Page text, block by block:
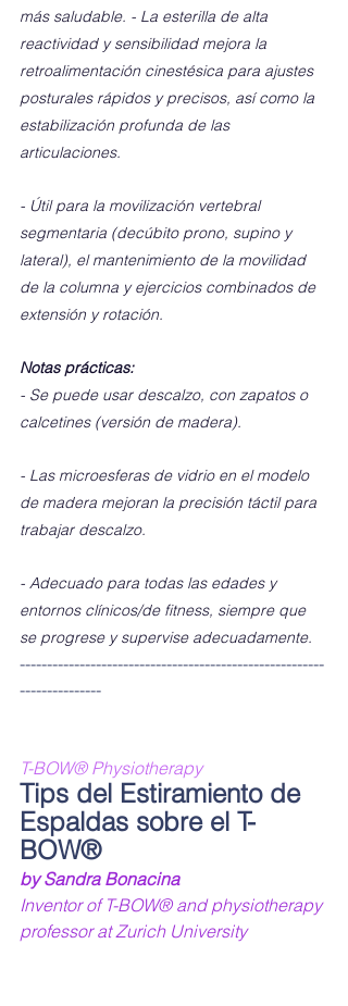
más saludable. - La esterilla de alta
reactividad y sensibilidad mejora la
retroalimentación cinestésica para ajustes
posturales rápidos y precisos, así como la
estabilización profunda de las
articulaciones.
- Útil para la movilización vertebral
segmentaria (decúbito prono, supino y
lateral), el mantenimiento de la movilidad
de la columna y ejercicios combinados de
extensión y rotación.
Notas prácticas:
- Se puede usar descalzo, con zapatos o
calcetines (versión de madera).
- Las microesferas de vidrio en el modelo
de madera mejoran la precisión táctil para
trabajar descalzo.
- Adecuado para todas las edades y
entornos clínicos/de fitness, siempre que
se progrese y supervise adecuadamente.
--------------------------------------------------------
---------------
T-BOW® Physiotherapy
Tips del Estiramiento de
Espaldas sobre el T-
BOW®
by Sandra Bonacina
Inventor of T-BOW® and physiotherapy
professor at Zurich University